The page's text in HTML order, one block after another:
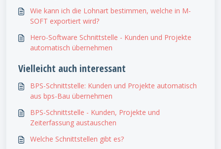
Wie kann ich die Lohnart bestimmen, welche in M-
SOFT exportiert wird?
Hero-Software Schnittstelle - Kunden und Projekte
automatisch übernehmen
Vielleicht auch interessant
BPS-Schnittstelle: Kunden und Projekte automatisch
aus bps-Bau übernehmen
BPS-Schnittstelle - Kunden, Projekte und
Zeiterfassung austauschen
Welche Schnittstellen gibt es?